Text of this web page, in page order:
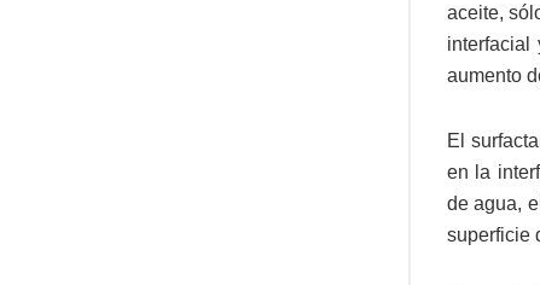
aceite,
interfacial
aumento
El
en la
de agua,
superficie